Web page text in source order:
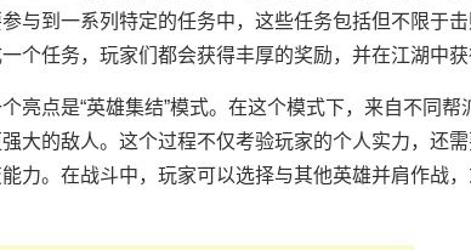
与到一系列特定的任务中，这些任务包括但不限于
个任务，玩家们都会获得丰厚的奖励，并在江湖中获
亮点是“英雄集结”模式。在这个模式下，来自不同
大的敌人。这个过程不仅考验玩家的个人实力，还
力。在战斗中，玩家可以选择与其他英雄并肩作战